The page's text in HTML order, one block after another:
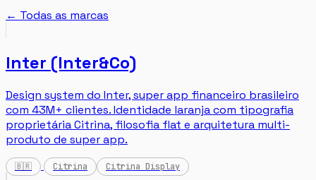
← Todas as marcas
Inter (Inter&Co)
Design system do Inter, super app financeiro brasileiro
com 43M+ clientes. Identidade laranja com tipografia
proprietária Citrina, filosofia flat e arquitetura multi-
produto de super app.
🇧🇷 Citrina Citrina Display